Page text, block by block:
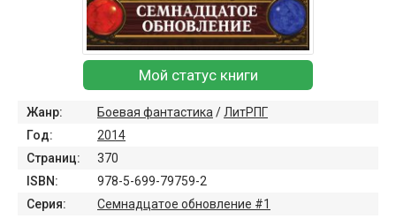
Мой статус книги
Жанр: Боевая фантастика / ЛитРПГ
Год:
2014
Страниц:
370
ISBN:
978-5-699-79759-2
Серия:
Семнадцатое обновление #1